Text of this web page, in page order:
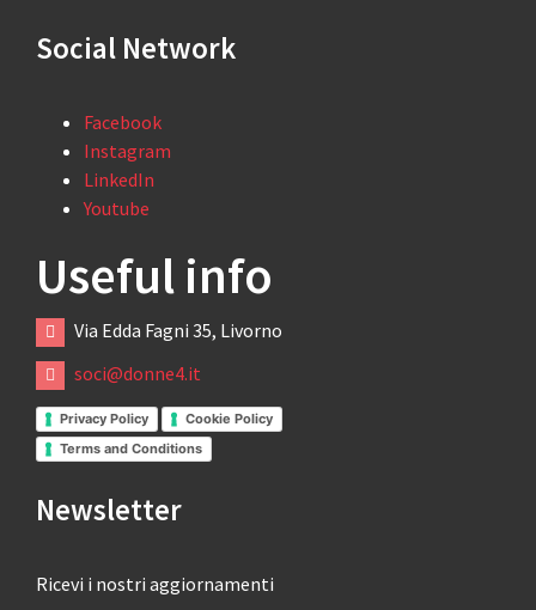
Social Network
Facebook
Instagram
LinkedIn
Youtube
Useful info
Via Edda Fagni 35, Livorno
soci@donne4.it
Privacy Policy
Cookie Policy
Terms and Conditions
Newsletter
Ricevi i nostri aggiornamenti